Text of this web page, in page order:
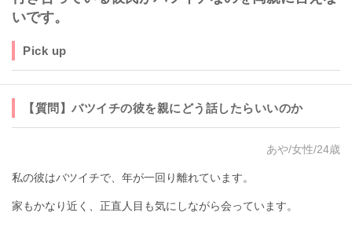
いです。
Pick up
【質問】バツイチの彼を親にどう話したらいいのか
あや/女性/24歳
私の彼はバツイチで、年が一回り離れています。
家もかなり近く、正直人目も気にしながら会っています。